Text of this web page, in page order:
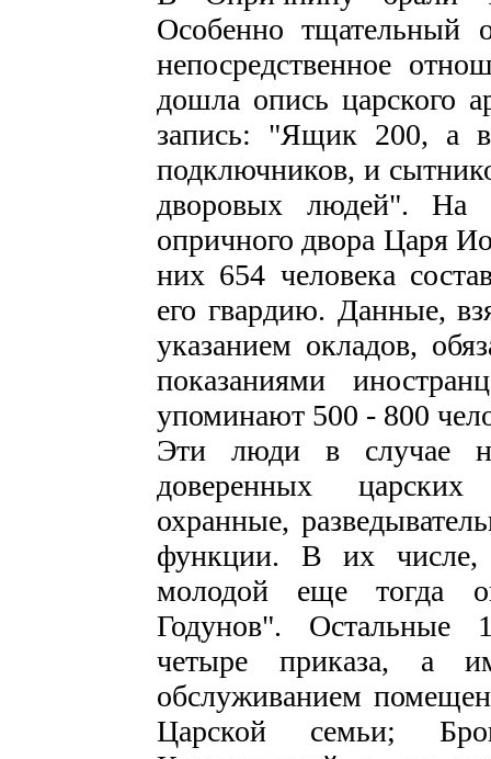
Особенно тщательный
непосредственное
дошла опись царского
запись: "Ящик 200, а
подключников, и
дворовых людей". На
опричного двора Царя
них 654 человека
его гвардию. Данные,
указанием окладов,
показаниями
упоминают 500 - 800
Эти люди в случае
доверенных царских
охранные,
функции. В их числе,
молодой еще тогда
Годунов". Остальные
четыре приказа, а
обслуживанием
Царской семьи;